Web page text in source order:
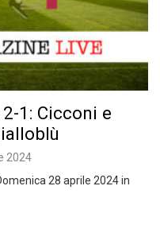
1: Cicconi e
2024
28 aprile 2024 in